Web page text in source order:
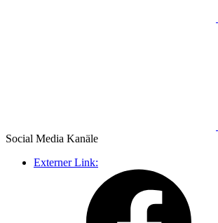
Social Media Kanäle
Externer Link: